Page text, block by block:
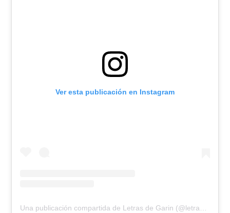
Ver esta publicación en Instagram
Una publicación compartida de Letras de Garin (@letras_de_garin)